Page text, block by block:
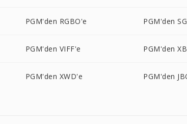
PGM'den RGBO'e PGM'den
PGM'den VIFF'e PGM'den
PGM'den XWD'e PGM'den